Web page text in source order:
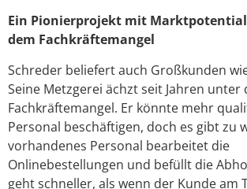
Ein Pionierprojekt mit Marktpotential
dem Fachkräftemangel
Schreder beliefert auch Großkunden
Seine Metzgerei ächzt seit Jahren unter
Fachkräftemangel. Er könnte mehr
Personal beschäftigen, doch es gibt zu
vorhandenes Personal bearbeitet die
Onlinebestellungen und befüllt die
geht schneller, als wenn der Kunde am